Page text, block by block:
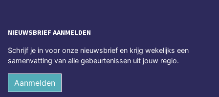
NIEUWSBRIEF AANMELDEN
Schrijf je in voor onze nieuwsbrief en krijg wekelijks een
samenvatting van alle gebeurtenissen uit jouw regio.
Aanmelden